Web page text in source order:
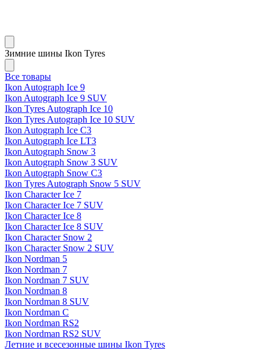
Зимние шины Ikon Tyres
Все товары
Ikon Autograph Ice 9
Ikon Autograph Ice 9 SUV
Ikon Tyres Autograph Ice 10
Ikon Tyres Autograph Ice 10 SUV
Ikon Autograph Ice C3
Ikon Autograph Ice LT3
Ikon Autograph Snow 3
Ikon Autograph Snow 3 SUV
Ikon Autograph Snow C3
Ikon Tyres Autograph Snow 5 SUV
Ikon Character Ice 7
Ikon Character Ice 7 SUV
Ikon Character Ice 8
Ikon Character Ice 8 SUV
Ikon Character Snow 2
Ikon Character Snow 2 SUV
Ikon Nordman 5
Ikon Nordman 7
Ikon Nordman 7 SUV
Ikon Nordman 8
Ikon Nordman 8 SUV
Ikon Nordman C
Ikon Nordman RS2
Ikon Nordman RS2 SUV
Летние и всесезонные шины Ikon Tyres